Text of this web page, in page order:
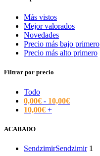
Más vistos
Mejor valorados
Novedades
Precio más bajo primero
Precio más alto primero
Filtrar por precio
Todo
0,00€ - 10,00€
10,00€ +
ACABADO
SendzimirSendzimir 1